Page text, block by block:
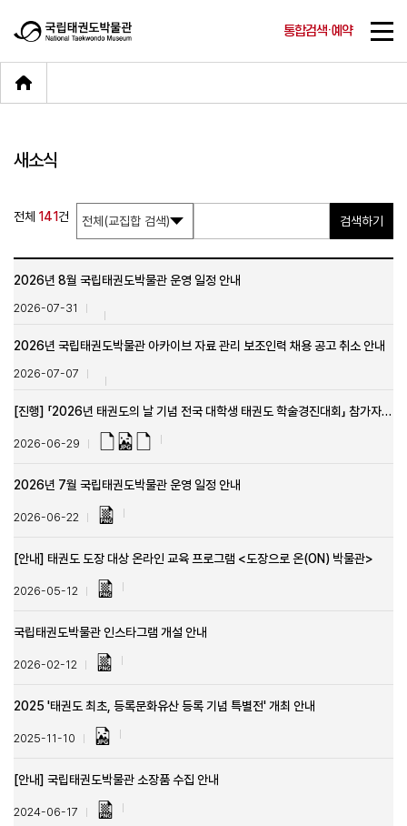
통합검색·예약
새소식
전체 141건 검색하기
2026년 8월 국립태권도박물관 운영 일정 안내
2026-07-31
2026년 국립태권도박물관 아카이브 자료 관리 보조인력 채용 공고 취소 안내
2026-07-07
[진행] 「2026년 태권도의 날 기념 전국 대학생 태권도 학술경진대회」 참가자 모집
2026-06-29
2026년 7월 국립태권도박물관 운영 일정 안내
2026-06-22
[안내] 태권도 도장 대상 온라인 교육 프로그램 <도장으로 온(ON) 박물관>
2026-05-12
국립태권도박물관 인스타그램 개설 안내
2026-02-12
2025 '태권도 최초, 등록문화유산 등록 기념 특별전' 개최 안내
2025-11-10
[안내] 국립태권도박물관 소장품 수집 안내
2024-06-17